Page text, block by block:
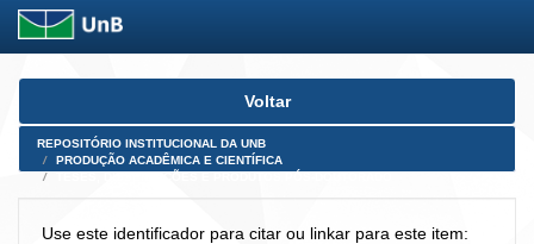
Skip
Voltar
REPOSITÓRIO INSTITUCIONAL DA UNB
PRODUÇÃO ACADÊMICA E CIENTÍFICA
Use este identificador para citar ou linkar para este item: